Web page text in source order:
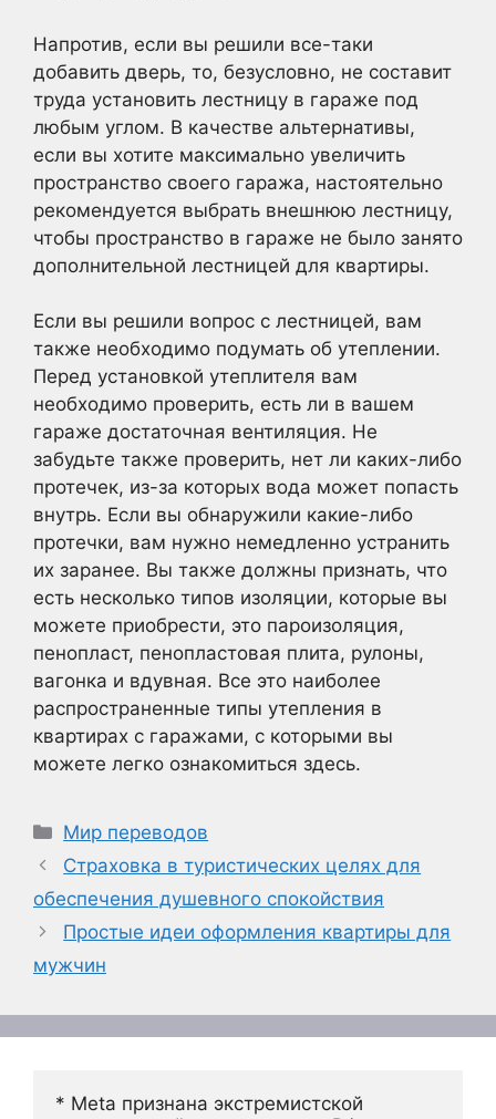
Напротив, если вы решили все-таки
добавить дверь, то, безусловно, не составит
труда установить лестницу в гараже под
любым углом. В качестве альтернативы,
если вы хотите максимально увеличить
пространство своего гаража, настоятельно
рекомендуется выбрать внешнюю лестницу,
чтобы пространство в гараже не было занято
дополнительной лестницей для квартиры.
Если вы решили вопрос с лестницей, вам
также необходимо подумать об утеплении.
Перед установкой утеплителя вам
необходимо проверить, есть ли в вашем
гараже достаточная вентиляция. Не
забудьте также проверить, нет ли каких-либо
протечек, из-за которых вода может попасть
внутрь. Если вы обнаружили какие-либо
протечки, вам нужно немедленно устранить
их заранее. Вы также должны признать, что
есть несколько типов изоляции, которые вы
можете приобрести, это пароизоляция,
пенопласт, пенопластовая плита, рулоны,
вагонка и вдувная. Все это наиболее
распространенные типы утепления в
квартирах с гаражами, с которыми вы
можете легко ознакомиться здесь.
Рубрики
Мир переводов
Страховка в туристических целях для
обеспечения душевного спокойствия
Простые идеи оформления квартиры для
мужчин
* Meta признана экстремистской